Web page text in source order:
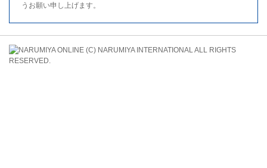
うお願い申し上げます。